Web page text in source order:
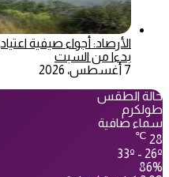
الأرصاد: أجواء صيفية
بدءا من السبت
7 أغسطس، 2026
حالة الطقس
طولكرم
سماء صافية
28
℃
33º - 26º
86%